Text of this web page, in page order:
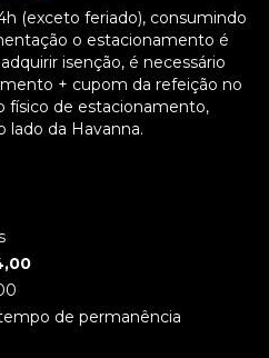
(exceto feriado), consumindo
o estacionamento é
isenção, é necessário
+ cupom da refeição no
físico de estacionamento,
lado da Havanna.
de permanência